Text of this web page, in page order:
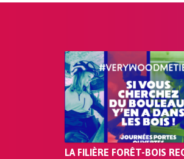
LA FILIÈRE FORÊT-BOIS